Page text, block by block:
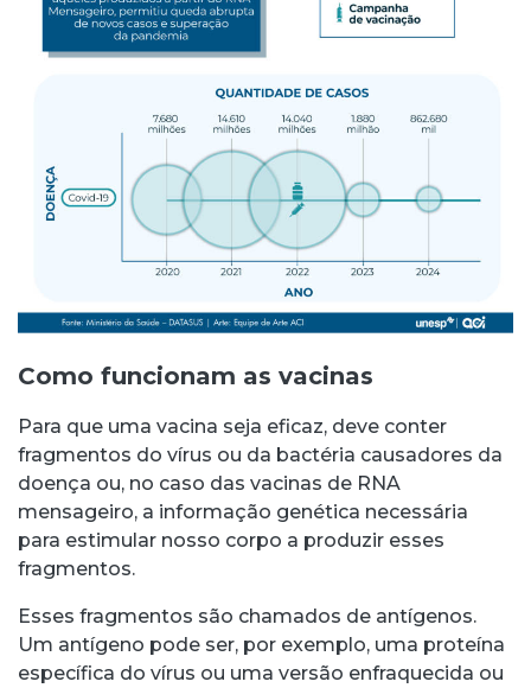
Como funcionam as vacinas
Para que uma vacina seja eficaz, deve conter
fragmentos do vírus ou da bactéria causadores da
doença ou, no caso das vacinas de RNA
mensageiro, a informação genética necessária
para estimular nosso corpo a produzir esses
fragmentos.
Esses fragmentos são chamados de antígenos.
Um antígeno pode ser, por exemplo, uma proteína
específica do vírus ou uma versão enfraquecida ou